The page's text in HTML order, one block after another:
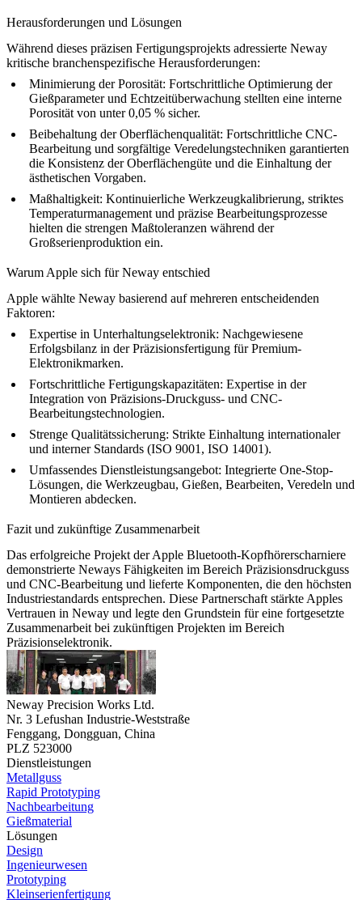
Herausforderungen und Lösungen
Während dieses präzisen Fertigungsprojekts adressierte Neway
kritische branchenspezifische Herausforderungen:
Minimierung der Porosität: Fortschrittliche Optimierung der
Gießparameter und Echtzeitüberwachung stellten eine interne
Porosität von unter 0,05 % sicher.
Beibehaltung der Oberflächenqualität: Fortschrittliche CNC-
Bearbeitung und sorgfältige Veredelungstechniken garantierten
die Konsistenz der Oberflächengüte und die Einhaltung der
ästhetischen Vorgaben.
Maßhaltigkeit: Kontinuierliche Werkzeugkalibrierung, striktes
Temperaturmanagement und präzise Bearbeitungsprozesse
hielten die strengen Maßtoleranzen während der
Großserienproduktion ein.
Warum Apple sich für Neway entschied
Apple wählte Neway basierend auf mehreren entscheidenden
Faktoren:
Expertise in Unterhaltungselektronik: Nachgewiesene
Erfolgsbilanz in der Präzisionsfertigung für Premium-
Elektronikmarken.
Fortschrittliche Fertigungskapazitäten: Expertise in der
Integration von Präzisions-Druckguss- und CNC-
Bearbeitungstechnologien.
Strenge Qualitätssicherung: Strikte Einhaltung internationaler
und interner Standards (ISO 9001, ISO 14001).
Umfassendes Dienstleistungsangebot: Integrierte One-Stop-
Lösungen, die Werkzeugbau, Gießen, Bearbeiten, Veredeln und
Montieren abdecken.
Fazit und zukünftige Zusammenarbeit
Das erfolgreiche Projekt der Apple Bluetooth-Kopfhörerscharniere
demonstrierte Neways Fähigkeiten im Bereich Präzisionsdruckguss
und CNC-Bearbeitung und lieferte Komponenten, die den höchsten
Industriestandards entsprechen. Diese Partnerschaft stärkte Apples
Vertrauen in Neway und legte den Grundstein für eine fortgesetzte
Zusammenarbeit bei zukünftigen Projekten im Bereich
Präzisionselektronik.
Neway Precision Works Ltd.
Nr. 3 Lefushan Industrie-Weststraße
Fenggang, Dongguan, China
PLZ 523000
Dienstleistungen
Metallguss
Rapid Prototyping
Nachbearbeitung
Gießmaterial
Lösungen
Design
Ingenieurwesen
Prototyping
Kleinserienfertigung